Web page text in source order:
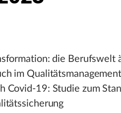
die Berufswelt
im Qualitätsmanagement
Covid-19: Studie zum